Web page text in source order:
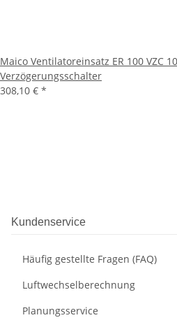
Maico Ventilatoreinsatz ER 100 VZC
Verzögerungsschalter
308,10 € *
Kundenservice
Häufig gestellte Fragen (FAQ)
Luftwechselberechnung
Planungsservice